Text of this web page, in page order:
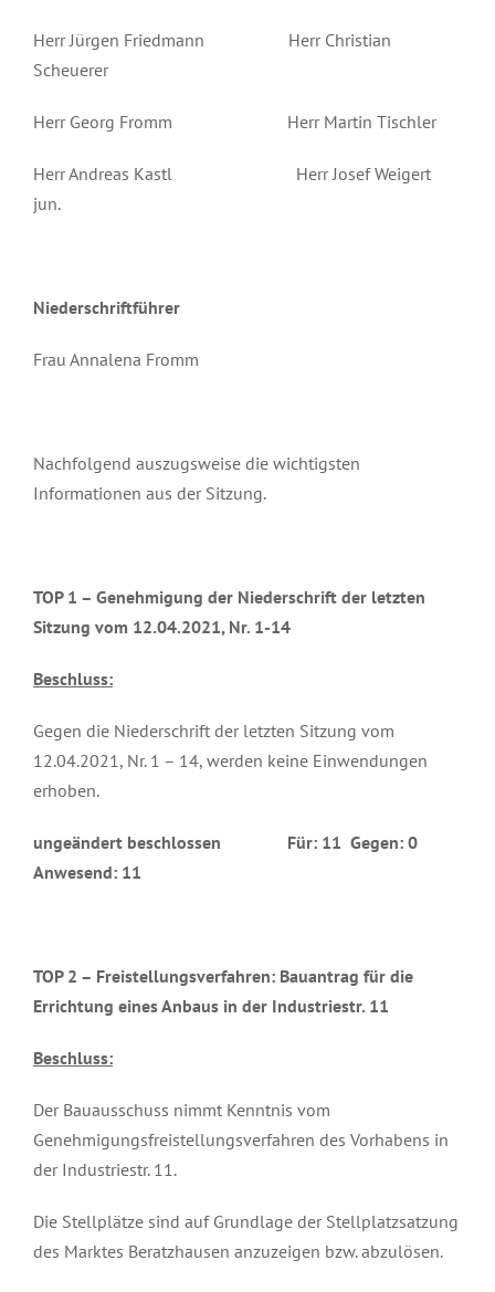
Herr Jürgen Friedmann Herr Christian
Scheuerer
Herr Georg Fromm Herr Martin Tischler
Herr Andreas Kastl Herr Josef Weigert
jun.
Niederschriftführer
Frau Annalena Fromm
Nachfolgend auszugsweise die wichtigsten
Informationen aus der Sitzung.
TOP 1 – Genehmigung der Niederschrift der letzten
Sitzung vom 12.04.2021, Nr. 1-14
Beschluss:
Gegen die Niederschrift der letzten Sitzung vom
12.04.2021, Nr. 1 – 14, werden keine Einwendungen
erhoben.
ungeändert beschlossen Für: 11 Gegen: 0
Anwesend: 11
TOP 2 – Freistellungsverfahren: Bauantrag für die
Errichtung eines Anbaus in der Industriestr. 11
Beschluss:
Der Bauausschuss nimmt Kenntnis vom
Genehmigungsfreistellungsverfahren des Vorhabens in
der Industriestr. 11.
Die Stellplätze sind auf Grundlage der Stellplatzsatzung
des Marktes Beratzhausen anzuzeigen bzw. abzulösen.